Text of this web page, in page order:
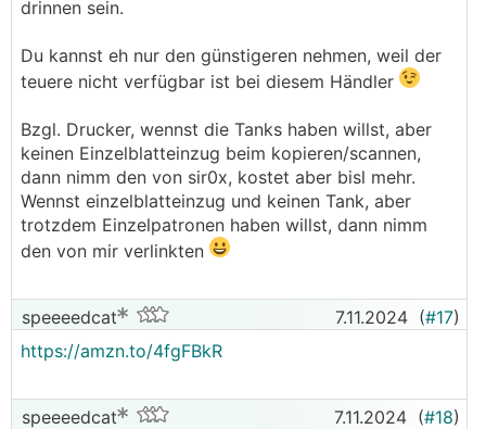
drinnen sein.
Du kannst eh nur den günstigeren nehmen, weil der
teuere nicht verfügbar ist bei diesem Händler
Bzgl. Drucker, wennst die Tanks haben willst, aber
keinen Einzelblatteinzug beim kopieren/scannen,
dann nimm den von sir0x, kostet aber bisl mehr.
Wennst einzelblatteinzug und keinen Tank, aber
trotzdem Einzelpatronen haben willst, dann nimm
den von mir verlinkten
speeeedcat 7.11.2024 (#17)
https://amzn.to/4fgFBkR
speeeedcat 7.11.2024 (#18)